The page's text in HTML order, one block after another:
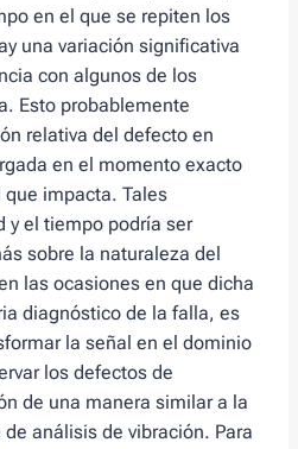
en el que se repiten los
una variación significativa
con algunos de los
Esto probablemente
relativa del defecto en
en el momento exacto
impacta. Tales
y el tiempo podría ser
sobre la naturaleza del
las ocasiones en que dicha
diagnóstico de la falla, es
la señal en el dominio
los defectos de
de una manera similar a la
análisis de vibración. Para